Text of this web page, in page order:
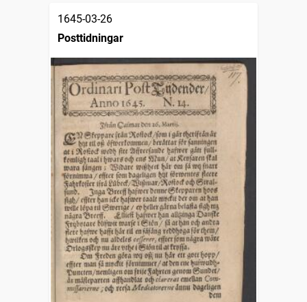
1645-03-26
Posttidningar